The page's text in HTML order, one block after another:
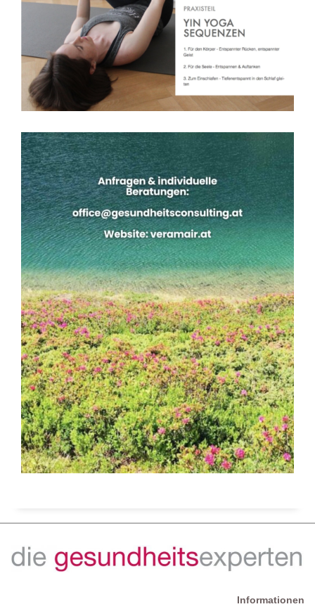
Informationen